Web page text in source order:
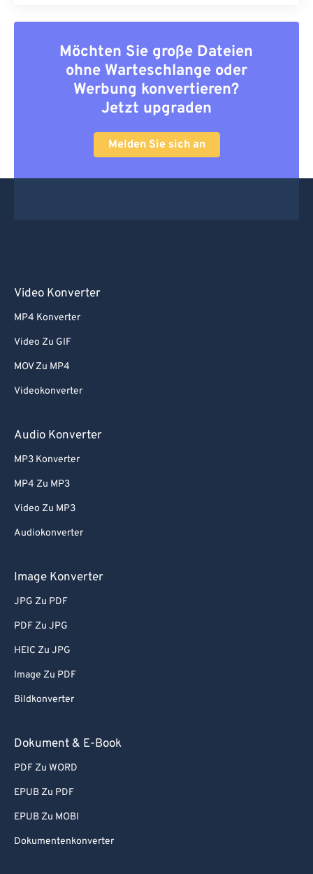
Möchten Sie große Dateien
ohne Warteschlange oder
Werbung konvertieren?
Jetzt upgraden
Melden Sie sich an
Video Konverter
MP4 Konverter
Video Zu GIF
MOV Zu MP4
Videokonverter
Audio Konverter
MP3 Konverter
MP4 Zu MP3
Video Zu MP3
Audiokonverter
Image Konverter
JPG Zu PDF
PDF Zu JPG
HEIC Zu JPG
Image Zu PDF
Bildkonverter
Dokument & E-Book
PDF Zu WORD
EPUB Zu PDF
EPUB Zu MOBI
Dokumentenkonverter